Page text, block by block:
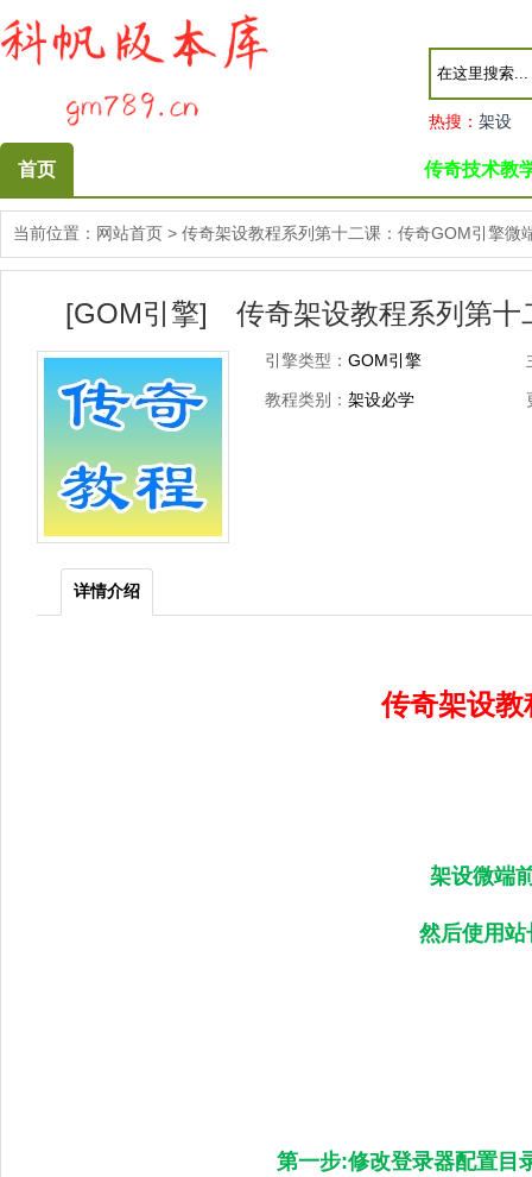
热搜： 架设
首页 传奇技术教
当前位置： 网站首页 > 传奇架设教程系列第十二课：传奇GOM引擎微
[GOM引擎] 传奇架设教程系列第十
引擎类型： GOM引擎
教程类别： 架设必学
详情介绍
传奇架设教
架设微端
然后使用
第一步:修改登录器配置目